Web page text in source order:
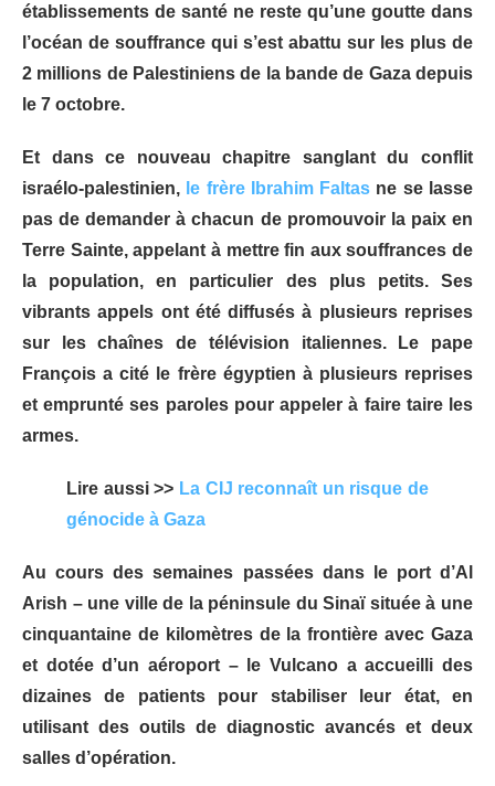
établissements de santé ne reste qu’une goutte dans
l’océan de souffrance qui s’est abattu sur les plus de
2 millions de Palestiniens de la bande de Gaza depuis
le 7 octobre.
Et dans ce nouveau chapitre sanglant du conflit
israélo-palestinien, le frère Ibrahim Faltas ne se lasse
pas de demander à chacun de promouvoir la paix en
Terre Sainte, appelant à mettre fin aux souffrances de
la population, en particulier des plus petits. Ses
vibrants appels ont été diffusés à plusieurs reprises
sur les chaînes de télévision italiennes. Le pape
François a cité le frère égyptien à plusieurs reprises
et emprunté ses paroles pour appeler à faire taire les
armes.
Lire aussi >> La CIJ reconnaît un risque de
génocide à Gaza
Au cours des semaines passées dans le port d’Al
Arish – une ville de la péninsule du Sinaï située à une
cinquantaine de kilomètres de la frontière avec Gaza
et dotée d’un aéroport – le Vulcano a accueilli des
dizaines de patients pour stabiliser leur état, en
utilisant des outils de diagnostic avancés et deux
salles d’opération.